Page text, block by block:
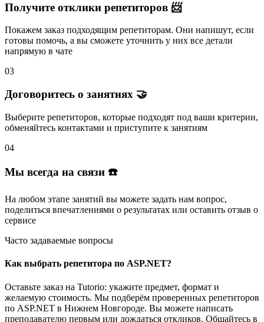
Получите отклики репетиторов 📨
Покажем заказ подходящим репетиторам. Они напишут, если
готовы помочь, а вы сможете уточнить у них все детали
напрямую в чате
03
Договоритесь о занятиях 🤝
Выберите репетиторов, которые подходят под ваши критерии,
обменяйтесь контактами и приступите к занятиям
04
Мы всегда на связи ☎️
На любом этапе занятий вы можете задать нам вопрос,
поделиться впечатлениями о результатах или оставить отзыв о
сервисе
Часто задаваемые вопросы
Как выбрать репетитора по ASP.NET?
Оставьте заказ на Tutorio: укажите предмет, формат и
желаемую стоимость. Мы подберём проверенных репетиторов
по ASP.NET в Нижнем Новгороде. Вы можете написать
преподавателю первым или дождаться откликов. Общайтесь в